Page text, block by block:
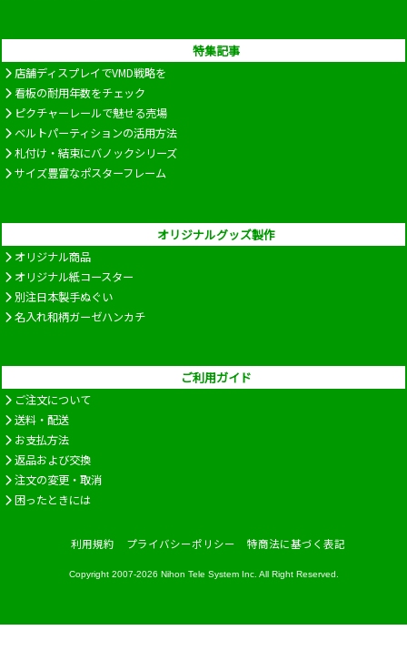
特集記事
店舗ディスプレイでVMD戦略を
看板の耐用年数をチェック
ピクチャーレールで魅せる売場
ベルトパーティションの活用方法
札付け・結束にバノックシリーズ
サイズ豊富なポスターフレーム
オリジナルグッズ製作
オリジナル商品
オリジナル紙コースター
別注日本製手ぬぐい
名入れ和柄ガーゼハンカチ
ご利用ガイド
ご注文について
送料・配送
お支払方法
返品および交換
注文の変更・取消
困ったときには
利用規約 プライバシーポリシー 特商法に基づく表記
Copyright 2007-2026 Nihon Tele System Inc. All Right Reserved.